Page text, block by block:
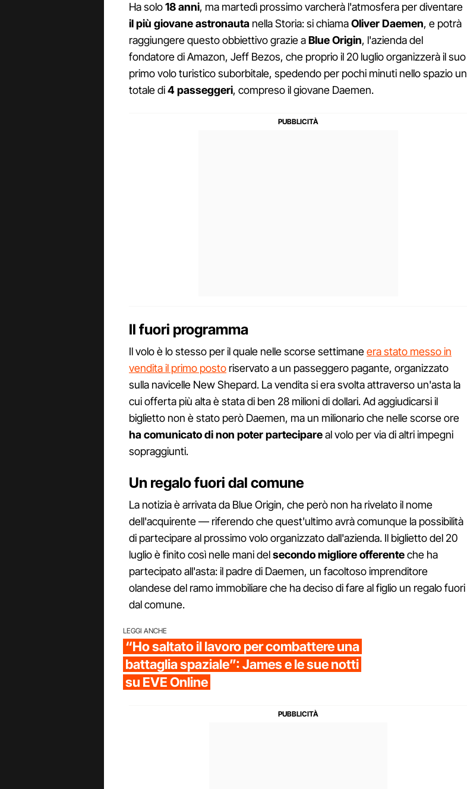
Ha solo18 anni, ma martedì prossimo varcherà l'atmosfera per diventare
il più giovane astronauta nella Storia: si chiamaOliver Daemen, e potrà
raggiungere questo obbiettivo grazie aBlue Origin, l'azienda del
fondatore di Amazon, Jeff Bezos, che proprio il 20 luglio organizzerà il suo
primo volo turistico suborbitale, spedendo per pochi minuti nello spazio un
totale di4 passeggeri, compreso il giovane Daemen.
Il fuori programma
Il volo è lo stesso per il quale nelle scorse settimaneera stato messo in
vendita il primo posto riservato a un passeggero pagante, organizzato
sulla navicelle New Shepard. La vendita si era svolta attraverso un'asta la
cui offerta più alta è stata di ben 28 milioni di dollari. Ad aggiudicarsi il
biglietto non è stato però Daemen, ma un milionario che nelle scorse ore
ha comunicato di non poter partecipareal volo per via di altri impegni
sopraggiunti.
Un regalo fuori dal comune
La notizia è arrivata da Blue Origin, che però non ha rivelato il nome
dell'acquirente — riferendo che quest'ultimo avrà comunque la possibilità
di partecipare al prossimo volo organizzato dall'azienda. Il biglietto del 20
luglio è finito così nelle mani delsecondo migliore offerenteche ha
partecipato all'asta: il padre di Daemen, un facoltoso imprenditore
olandese del ramo immobiliare che ha deciso di fare al figlio un regalo fuori
dal comune.
LEGGI ANCHE
“Ho saltato il lavoro per combattere una
battaglia spaziale”: James e le sue notti
su EVE Online